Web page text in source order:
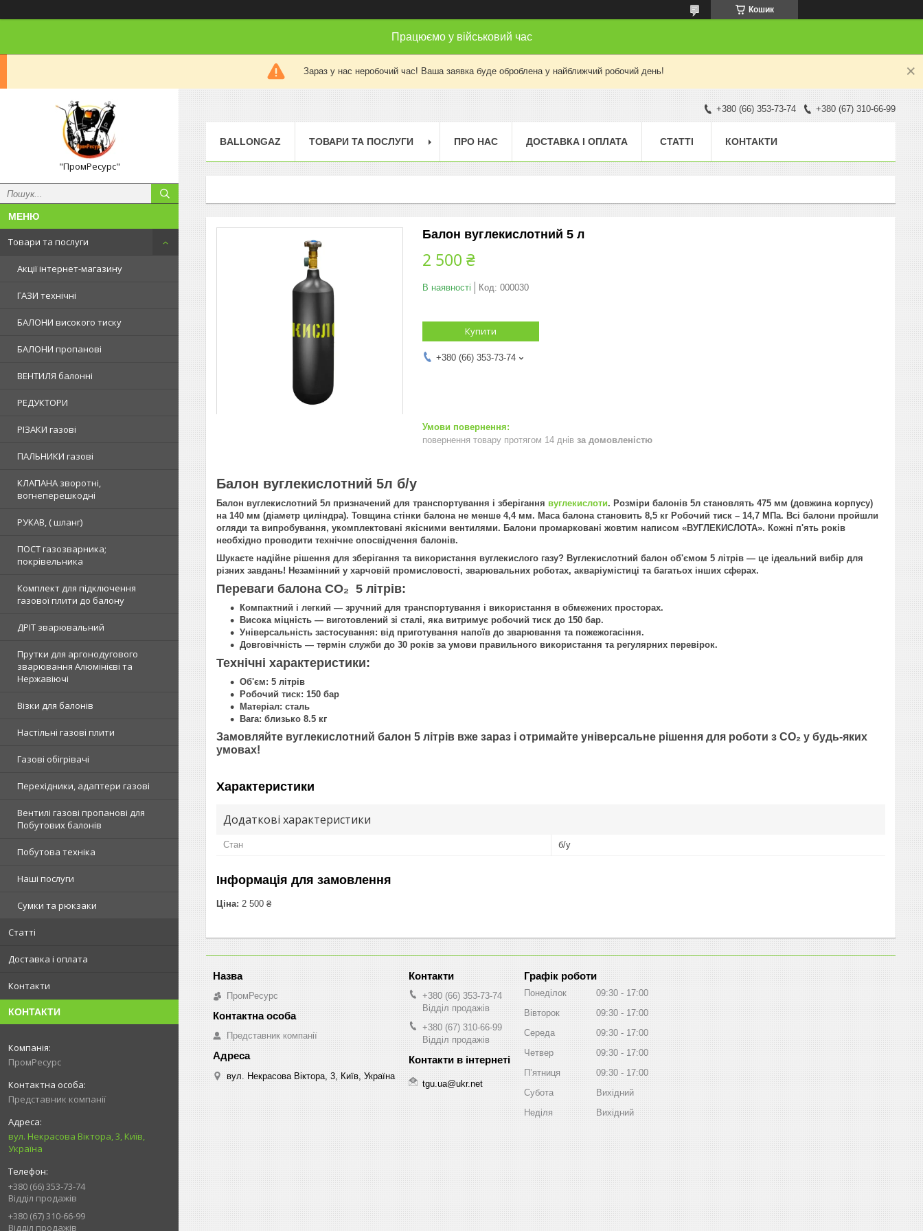
Кошик
Працюємо у військовий час
Зараз у нас неробочий час! Ваша заявка буде оброблена у найближчий робочий день!
"ПромРесурс"
Товари та послуги
Акції інтернет-магазину
ГАЗИ технічні
БАЛОНИ високого тиску
БАЛОНИ пропанові
ВЕНТИЛЯ балонні
РЕДУКТОРИ
РІЗАКИ газові
ПАЛЬНИКИ газові
КЛАПАНА зворотні,
вогнеперешкодні
РУКАВ, ( шланг)
ПОСТ газозварника;
покрівельника
Комплект для підключення
газової плити до балону
ДРІТ зварювальний
Прутки для аргонодугового
зварювання Алюмінієві та
Нержавіючі
Візки для балонів
Настільні газові плити
Газові обігрівачі
Перехідники, адаптери газові
Вентилі газові пропанові для
Побутових балонів
Побутова техніка
Наші послуги
Сумки та рюкзаки
Статті
Доставка і оплата
Контакти
КОНТАКТИ
ПромРесурс
Представник компанії
вул. Некрасова Віктора, 3, Київ,
Україна
+380 (66) 353-73-74
Відділ продажів
+380 (67) 310-66-99
Відділ продажів
+380 (66) 353-73-74 +380 (67) 310-66-99
BALLONGAZ ТОВАРИ ТА ПОСЛУГИ ПРО НАС ДОСТАВКА І ОПЛАТА СТАТТІ КОНТАКТИ
Балон вуглекислотний 5 л
2 500 ₴
В наявності Код: 000030
Купити
+380 (66) 353-73-74
повернення товару протягом 14 днів за домовленістю
Балон вуглекислотний 5л б/у
Балон вуглекислотний 5л призначений для транспортування і зберігання вуглекислоти. Розміри балонів 5л становлять 475 мм (довжина корпусу)
на 140 мм (діаметр циліндра). Товщина стінки балона не менше 4,4 мм. Маса балона становить 8,5 кг Робочий тиск – 14,7 МПа. Всі балони пройшли
огляди та випробування, укомплектовані якісними вентилями. Балони промарковані жовтим написом «ВУГЛЕКИСЛОТА». Кожні п'ять років
необхідно проводити технічне опосвідчення балонів.
Шукаєте надійне рішення для зберігання та використання вуглекислого газу? Вуглекислотний балон об'ємом 5 літрів — це ідеальний вибір для
різних завдань! Незамінний у харчовій промисловості, зварювальних роботах, акваріумістиці та багатьох інших сферах.
Переваги балона CO₂ 5 літрів:
Компактний і легкий — зручний для транспортування і використання в обмежених просторах.
Висока міцність — виготовлений зі сталі, яка витримує робочий тиск до 150 бар.
Універсальність застосування: від приготування напоїв до зварювання та пожежогасіння.
Довговічність — термін служби до 30 років за умови правильного використання та регулярних перевірок.
Технічні характеристики:
Об'єм: 5 літрів
Робочий тиск: 150 бар
Матеріал: сталь
Вага: близько 8.5 кг
Замовляйте вуглекислотний балон 5 літрів вже зараз і отримайте універсальне рішення для роботи з CO₂ у будь-яких
умовах!
Характеристики
Додаткові характеристики
Стан б/у
Інформація для замовлення
Ціна: 2 500 ₴
ПромРесурс
Представник компанії
вул. Некрасова Віктора, 3, Київ, Україна
+380 (66) 353-73-74
Відділ продажів
+380 (67) 310-66-99
Відділ продажів
tgu.ua@ukr.net
Графік роботи
Понеділок 09:30
17:00
Вівторок
09:30
17:00
Середа
09:30
17:00
Четвер
09:30
17:00
Пʼятниця
09:30
17:00
Субота
Вихідний
Неділя
Вихідний